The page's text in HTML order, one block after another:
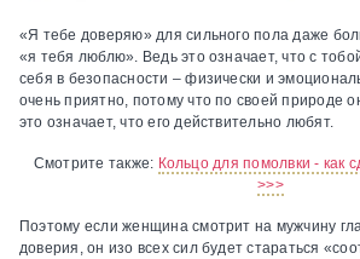
«Я тебе доверяю» для сильного пола даже
«я тебя люблю». Ведь это означает, что с
себя в безопасности – физически и
очень приятно, потому что по своей природе
это означает, что его действительно любят.
Смотрите также: Кольцо для помолвки - как
>>>
Поэтому если женщина смотрит на мужчину
доверия, он изо всех сил будет стараться